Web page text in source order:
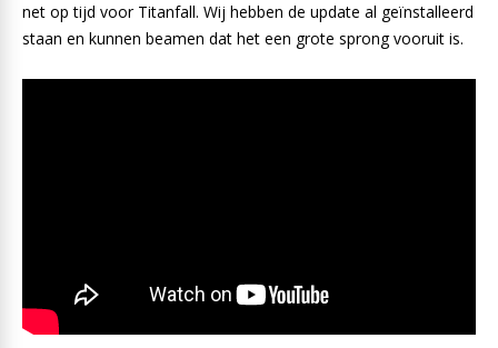
net op tijd voor Titanfall. Wij hebben de update al geïnstalleerd
staan en kunnen beamen dat het een grote sprong vooruit is.